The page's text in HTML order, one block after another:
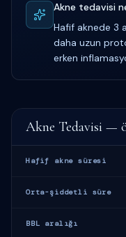
Akne tedavisi
Hafif aknede 3
daha uzun
erken
Akne Tedavisi —
Hafif akne süresi
Orta-şiddetli süre
BBL aralığı